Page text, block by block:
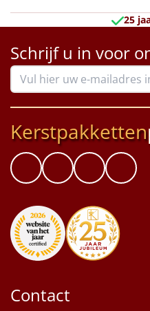
25
Schrijf u in voor
Kerstpakketten
Contact